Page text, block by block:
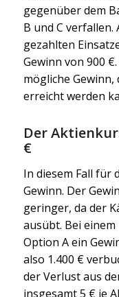
gegenüber dem
B und C verfallen.
gezahlten
Gewinn von 900
mögliche
erreicht werden
Der
€
In diesem Fall für
Gewinn. Der
geringer, da der
ausübt. Bei
Option A ein
also 1.400 €
der Verlust aus
insgesamt 5 € je